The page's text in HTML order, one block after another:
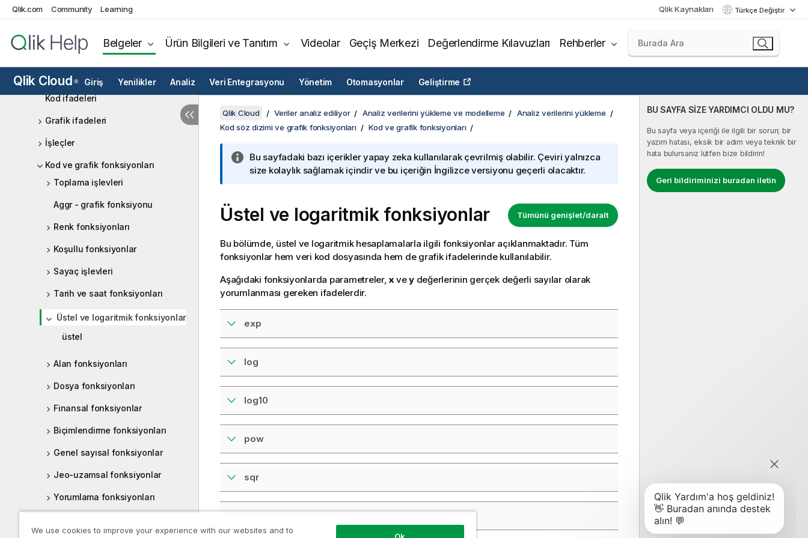
Qlik.com Community Learning Qlik Kaynakları Türkçe Değiştir
Belgeler Ürün Bilgileri ve Tanıtım Videolar Geçiş Merkezi Değerlendirme Kılavuzları Rehberler
Qlik Cloud ® Giriş Yenilikler Analiz Veri Entegrasyonu Yönetim Otomasyonlar Geliştirme
Kod söz dizimine genel bakış
sözcükler
değişkenlerle çalışma
Kod ifadeleri
Grafik ifadeleri
İşleçler
Kod ve grafik fonksiyonları
Toplama işlevleri
Aggr - grafik fonksiyonu
Renk fonksiyonları
Koşullu fonksiyonlar
Sayaç işlevleri
Tarih ve saat fonksiyonları
Üstel ve logaritmik fonksiyonlar
üstel
Alan fonksiyonları
Dosya fonksiyonları
Finansal fonksiyonlar
Biçimlendirme fonksiyonları
Genel sayısal fonksiyonlar
Jeo-uzamsal fonksiyonlar
Yorumlama fonksiyonları
BU SAYFA SİZE YARDIMCI OLDU MU?
Bu sayfa veya içeriği ile ilgili bir sorun; bir
yazım hatası, eksik bir adım veya teknik bir
hata bulursanız lütfen bize bildirin!
Geri bildiriminizi buradan iletin
Qlik Cloud Veriler analiz ediliyor Analiz verilerini yükleme ve modelleme
Analiz verilerini yükleme
Kod söz dizimi ve grafik fonksiyonları
Kod ve grafik fonksiyonları
Bu sayfadaki bazı içerikler yapay zeka kullanılarak çevrilmiş olabilir. Çeviri yalnızca
size kolaylık sağlamak içindir ve bu içeriğin İngilizce versiyonu geçerli olacaktır.
Tümünü genişlet/daralt
Üstel ve logaritmik fonksiyonlar
Bu bölümde, üstel ve logaritmik hesaplamalarla ilgili fonksiyonlar açıklanmaktadır. Tüm
fonksiyonlar hem veri kod dosyasında hem de grafikifadelerinde kullanılabilir.
Aşağıdaki fonksiyonlarda parametreler,x veydeğerlerinin gerçek değerli sayılar olarak
yorumlanması gereken ifadelerdir.
exp
log
log10
pow
sqr
sqrt
We use cookies to improve your experience with our websites and to